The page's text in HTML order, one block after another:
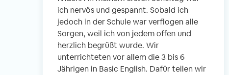
ich nervös und gespannt. Sobald ich
jedoch in der Schule war verflogen alle
Sorgen, weil ich von jedem offen und
herzlich begrüßt wurde. Wir
unterrichteten vor allem die 3 bis 6
Jährigen in Basic English. Dafür teilen wir